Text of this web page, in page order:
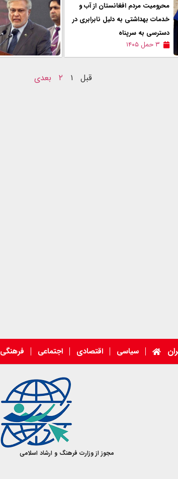
محرومیت مردم افغانستان از آب و
خدمات بهداشتی به دلیل نابرابری در
دسترسی به سرپناه
۳ حمل ۱۴۰۵
قبل ۱ ۲ بعدی
سیاسی اقتصادی اجتماعی فرهنگی
مجوز از وزارت فرهنگ و ارشاد اسلامی